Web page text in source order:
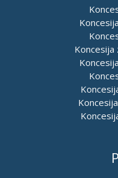
Koncesija